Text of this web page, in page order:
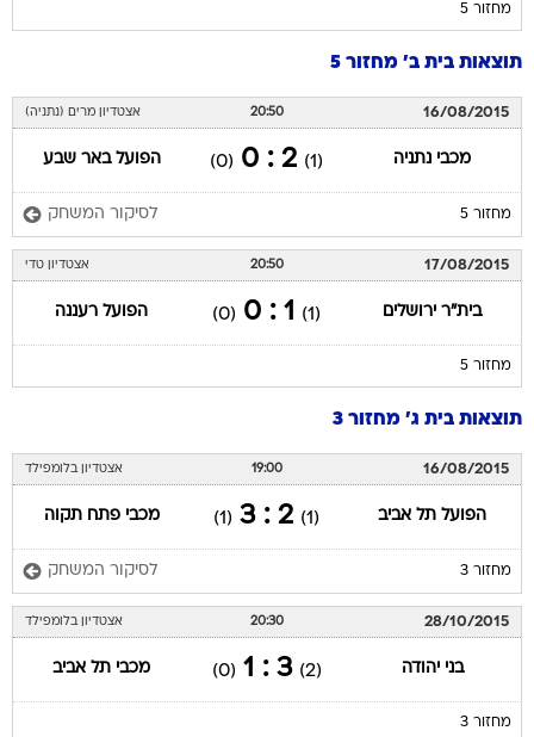
מחזור 5
תוצאות בית ב' מחזור 5
16/08/2015
20:50 אצטדיון מרים (נתניה)
מכבי נתניה (1)
2 : 0
(0) הפועל באר שבע
מחזור 5 לסיקור המשחק
17/08/2015
20:50 אצטדיון טדי
בית"ר ירושלים (1)
1 : 0
(0) הפועל רעננה
מחזור 5
תוצאות בית ג' מחזור 3
16/08/2015
19:00 אצטדיון בלומפילד
הפועל תל אביב (1)
2 : 3
(1) מכבי פתח תקוה
מחזור 3 לסיקור המשחק
28/10/2015
20:30 אצטדיון בלומפילד
בני יהודה (2)
3 : 1
(0) מכבי תל אביב
מחזור 3